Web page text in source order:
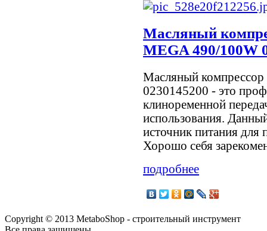
Масляный
MEGA 490/100W
Масляный
0230145200 - это
клиноременной
использования.
источник питания для
Хорошо себя
подробнее
Copyright © 2013 MetaboShop - строительный инструмент